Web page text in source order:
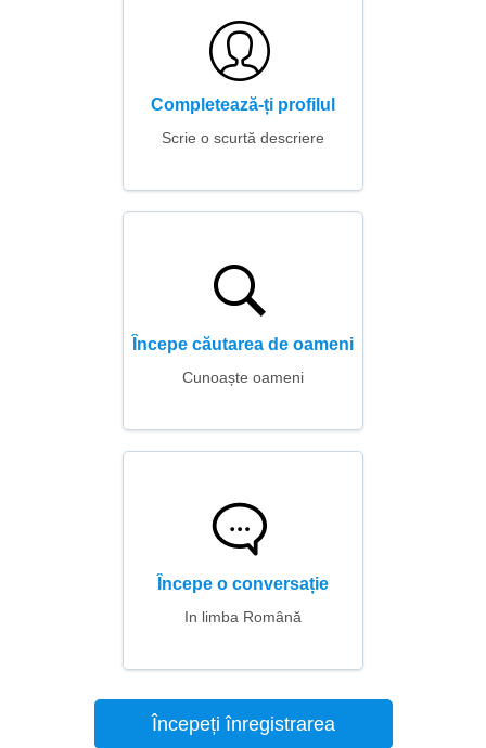
Completează-ți profilul
Scrie o scurtă descriere
Începe căutarea de oameni
Cunoaște oameni
Începe o conversație
In limba Română
Începeți înregistrarea